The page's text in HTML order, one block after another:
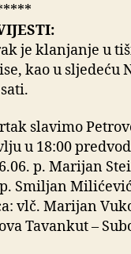
je klanjanje u
kao u sljedeću
slavimo
u 18:00
p. Marijan
Smiljan
vlč. Marijan
Tavankut –